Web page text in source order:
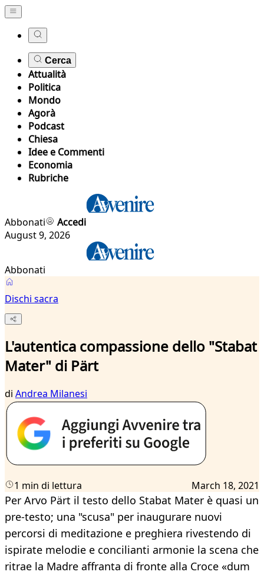
Cerca
Attualità
Politica
Mondo
Agorà
Podcast
Chiesa
Idee e Commenti
Economia
Rubriche
Abbonati
Accedi
August 9, 2026
Abbonati
Dischi sacra
L'autentica compassione dello "Stabat
Mater" di Pärt
di Andrea Milanesi
1 min di lettura March 18, 2021
Per Arvo Pärt il testo dello Stabat Mater è quasi un
pre-testo; una "scusa" per inaugurare nuovi
percorsi di meditazione e preghiera rivestendo di
ispirate melodie e concilianti armonie la scena che
ritrae la Madre affranta di fronte alla Croce «dum